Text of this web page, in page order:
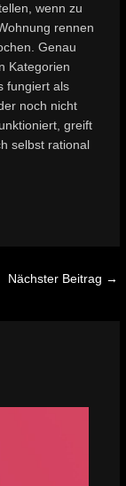
wenn zu
rennen
Genau
Kategorien
fungiert als
noch nicht
greift
selbst rational
Nächster Beitrag →